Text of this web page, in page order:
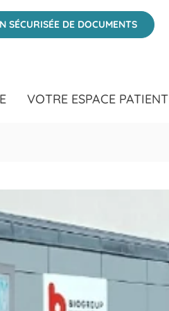
SÉCURISÉE DE DOCUMENTS
VOTRE ESPACE PATIENT